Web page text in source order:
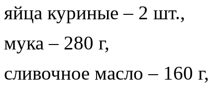
яйца куриные – 2 шт.,
мука – 280 г,
сливочное масло – 160 г,